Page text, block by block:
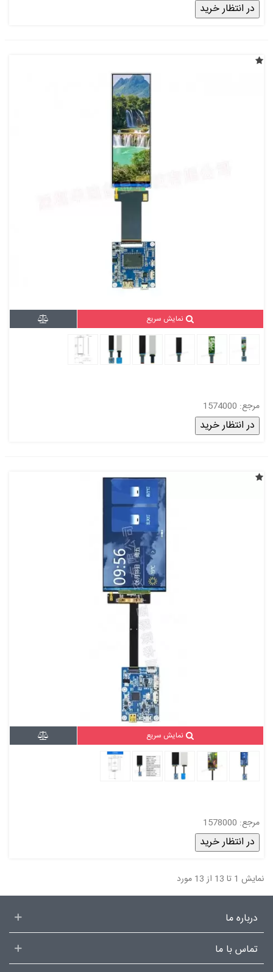
در انتظار خرید
نمایش سریع
مرجع: 1574000
در انتظار خرید
نمایش سریع
مرجع: 1578000
در انتظار خرید
نمایش 1 تا 13 از 13 مورد
درباره ما
تماس با ما